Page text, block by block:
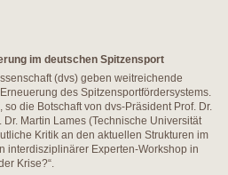
im deutschen Spitzensport
(dvs) geben weitreichende
des Spitzensportfördersystems.
die Botschaft von dvs-Präsident Prof. Dr.
Martin Lames (Technische Universität
Kritik an den aktuellen Strukturen im
interdisziplinärer Experten-Workshop in
Krise?“.